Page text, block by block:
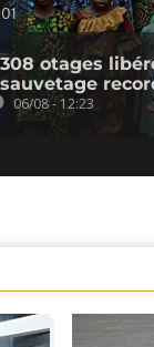
308 otages
sauvetage
06/08 - 12:23